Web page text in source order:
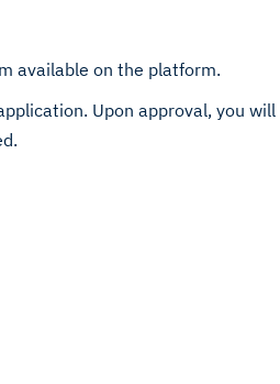
available on the platform.
Upon approval, you